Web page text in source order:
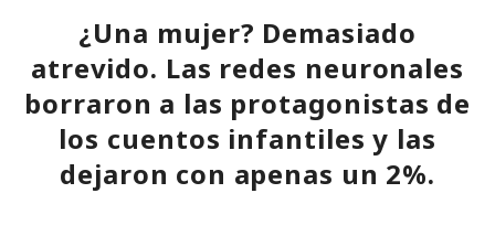
¿Una mujer? Demasiado
atrevido. Las redes neuronales
borraron a las protagonistas de
los cuentos infantiles y las
dejaron con apenas un 2%.